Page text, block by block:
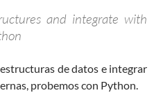
and integrate with
de datos e integrar
probemos con Python.